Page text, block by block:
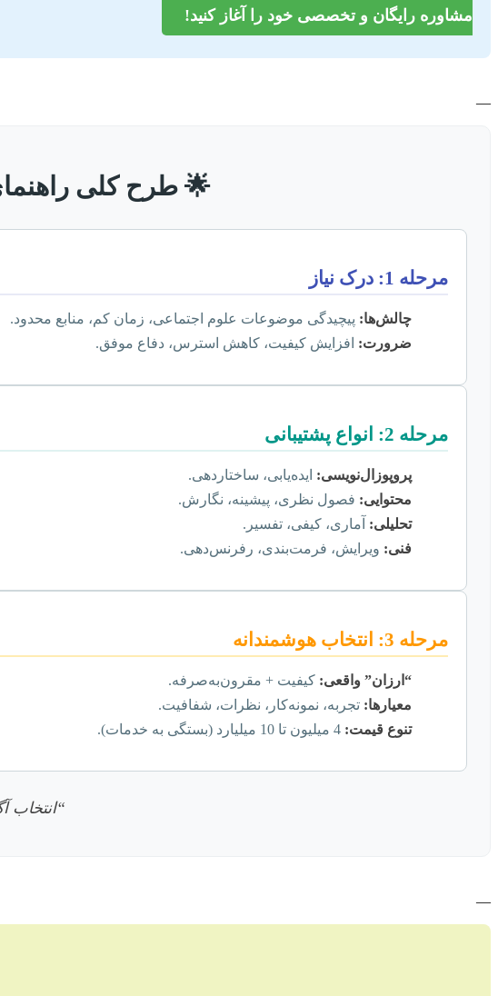
مشاوره رایگان و تخصصی خود را آغاز کنید!
—
🌟 طرح کلی
مرحله 1: درک نیاز
چالش‌ها: پیچیدگی موضوعات علوم اجتماعی، زمان کم، منابع محدود.
ضرورت: افزایش کیفیت، کاهش استرس، دفاع موفق.
مرحله 2: انواع پشتیبانی
پروپوزال‌نویسی: ایده‌یابی، ساختاردهی.
محتوایی: فصول نظری، پیشینه، نگارش.
تحلیلی: آماری، کیفی، تفسیر.
فنی: ویرایش، فرمت‌بندی، رفرنس‌دهی.
مرحله 3: انتخاب هوشمندانه
“ارزان” واقعی: کیفیت + مقرون‌به‌صرفه.
معیارها: تجربه، نمونه‌کار، نظرات، شفافیت.
تنوع قیمت:
“انتخاب
—